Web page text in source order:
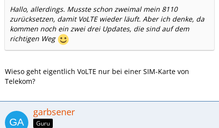
Hallo, allerdings. Musste schon zweimal mein 8110
zurücksetzen, damit VoLTE wieder läuft. Aber ich denke, da
kommen noch ein zwei drei Updates, die sind auf dem
richtigen Weg
Wieso geht eigentlich VoLTE nur bei einer SIM-Karte von
Telekom?
garbsener
Guru